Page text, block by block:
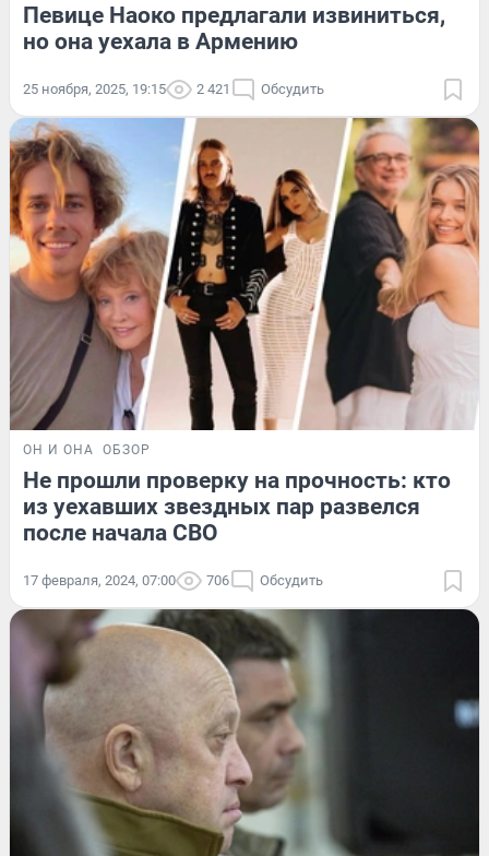
Певице Наоко предлагали извиниться,
но она уехала в Армению
25 ноября, 2025, 19:15 2 421 Обсудить
ОН И ОНА ОБЗОР
Не прошли проверку на прочность: кто
из уехавших звездных пар развелся
после начала СВО
17 февраля, 2024, 07:00 706 Обсудить